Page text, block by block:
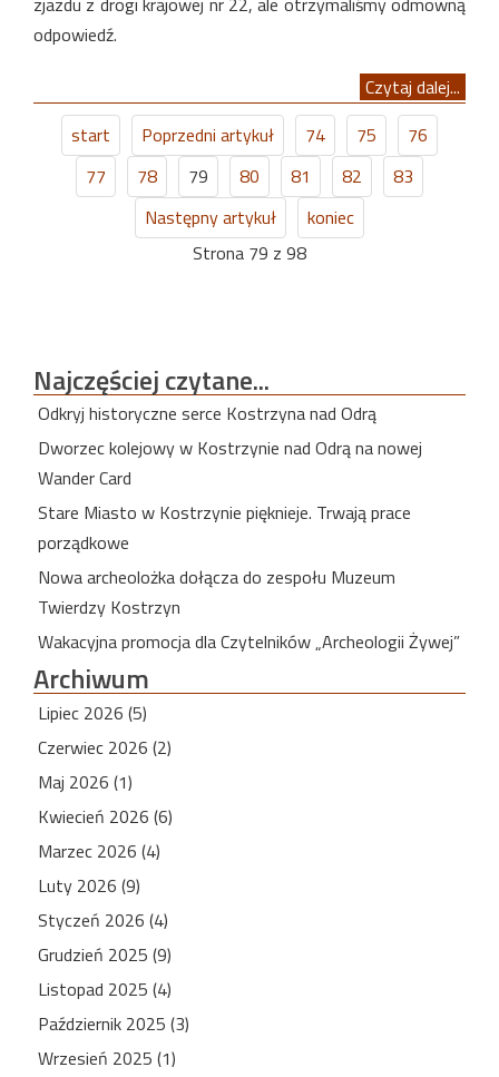
odpowiedź.
Czytaj dalej...
start
Poprzedni artykuł 74 75
76
77
78 79 80 81 82
83
Następny artykuł
koniec
Strona 79 z 98
Najczęściejczytane...
Odkryj historyczne serce Kostrzyna nad Odrą
Dworzec kolejowy w Kostrzynie nad Odrą na nowej
Wander Card
Stare Miasto w Kostrzynie pięknieje. Trwają prace
porządkowe
Nowa archeolożka dołącza do zespołu Muzeum
Twierdzy Kostrzyn
Wakacyjna promocja dla Czytelników „Archeologii Żywej”
Archiwum
Lipiec 2026 (5)
Czerwiec 2026 (2)
Maj 2026 (1)
Kwiecień 2026 (6)
Marzec 2026 (4)
Luty 2026 (9)
Styczeń 2026 (4)
Grudzień 2025 (9)
Listopad 2025 (4)
Październik 2025 (3)
Wrzesień 2025 (1)